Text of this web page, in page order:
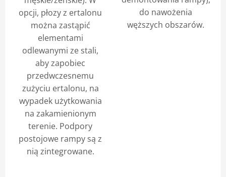
opcji, płozy z ertalonu
można zastąpić
elementami
odlewanymi ze stali,
aby zapobiec
przedwczesnemu
zużyciu ertalonu, na
wypadek użytkowania
na zakamienionym
terenie. Podpory
postojowe rampy są z
nią zintegrowane.
do nawożenia
węższych obszarów.